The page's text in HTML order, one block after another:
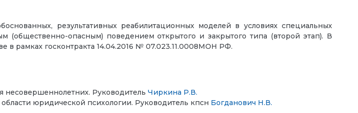
результативных реабилитационных моделей в условиях специальных
(общественно-опасным) поведением открытого и закрытого типа (второй этап). В
в рамках госконтракта 14.04.2016 № 07.023.11.0008МОН РФ.
несовершеннолетних. Руководитель Чиркина Р.В.
юридической психологии. Руководитель кпсн Богданович Н.В.